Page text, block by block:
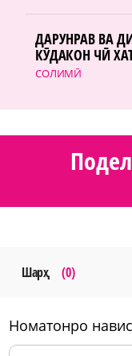
СОЛИМӢ
ДАРУНРАВ ВА
КӮДАКОН ЧӢ
Шарҳ (0)
номатонро